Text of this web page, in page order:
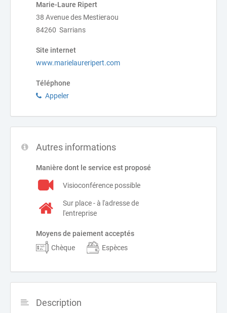
Marie-Laure Ripert
38 Avenue des Mestieraou
84260 Sarrians
Site internet
www.marielaureripert.com
Téléphone
Appeler
Autres informations
Manière dont le service est proposé
Visioconférence possible
Sur place - à l'adresse de
l'entreprise
Moyens de paiement acceptés
Chèque
Espèces
Description